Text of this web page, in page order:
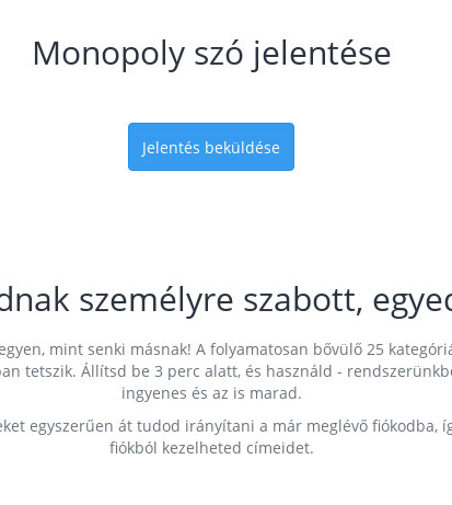
Monopoly szó jelentése
Jelentés beküldése
személyre szabott,
mint senki másnak! A folyamatosan bővülő 25
tetszik. Állítsd be 3 perc alatt, és használd -
ingyenes és az is marad.
egyszerűen át tudod irányítani a már meglévő fiókodba,
fiókból kezelheted címeidet.